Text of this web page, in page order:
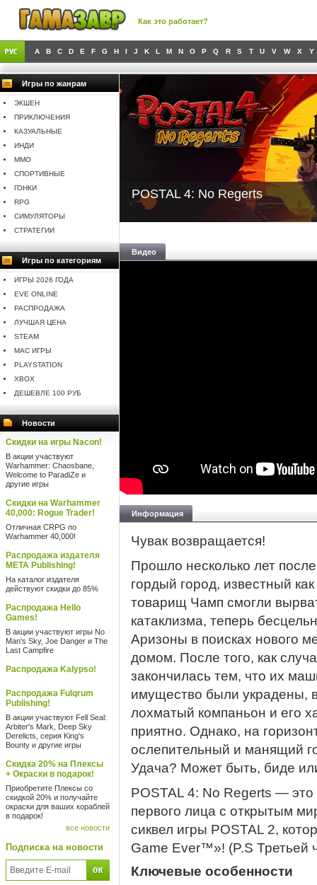
Как это работает?
A B C D E F G H I J K L M N O P Q R S T U V W X Y
Игры по жанрам
ЭКШЕН
ПРИКЛЮЧЕНИЯ
КАЗУАЛЬНЫЕ
ИНДИ
MMO
СПОРТИВНЫЕ
ГОНКИ
RPG
СИМУЛЯТОРЫ
СТРАТЕГИИ
Игры по категориям
ИГРЫ 2026 ГОДА
EVE ONLINE
РАСПРОДАЖА
ЛУЧШАЯ ЦЕНА
STEAM
MAC ИГРЫ
PLAYSTATION
XBOX
ДЕШЕВЛЕ 100 РУБ
Новости
Скидки на игры Nacon!
В акции участвуют
Warhammer: Chaosbane,
Welcome to ParadiZe и
другие игры
Скидки на Warhammer
40,000: Rogue Trader!
Отличная CRPG по
Warhammer 40,000!
Распродажа издателя
META Publishing!
На каталог издателя
действуют скидки до 85%
Распродажа Hello
Games!
В акции участвуют игры No
Man's Sky, Joe Danger и The
Last Campfire
Распродажа Kalypso!
Распродажа Fulqrum
Publishing!
В акции участвуют Fell Seal:
Arbiter's Mark, Deep Sky
Derelicts, серия King's
Bounty и другие игры
Скидка 20% на Плексы
+ Окраски в подарок!
Приобретите Плексы со
скидкой 20% и получайте
окраски для ваших кораблей
в подарок!
все новости
Подписка на новости
POSTAL 4: No Regerts
Видео
Информация
Чувак возвращается!
Прошло несколько лет
гордый город, известный
товарищ Чамп смогли
катаклизма, теперь
Аризоны в поисках нового
домом. После того, как
закончилась тем, что их
имущество были украдены,
лохматый компаньон и его
приятно. Однако, на
ослепительный и манящий
Удача? Может быть, биде
POSTAL 4: No Regerts —
первого лица с открытым
сиквел игры POSTAL 2,
Game Ever™»! (P.S Третьей
Ключевые особенности